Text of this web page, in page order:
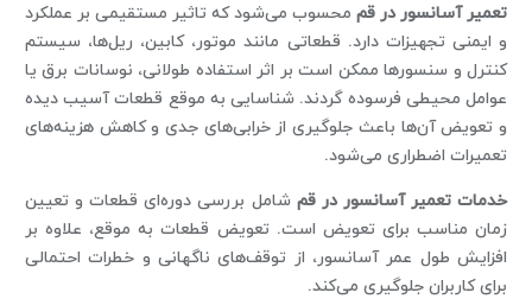
تعمیر آسانسور در قم محسوب می‌شود که تاثیر مستقیمی بر عملکرد
و ایمنی تجهیزات دارد. قطعاتی مانند موتور، کابین، ریل‌ها، سیستم
کنترل و سنسورها ممکن است بر اثر استفاده طولانی، نوسانات برق یا
عوامل محیطی فرسوده گردند. شناسایی به‌ موقع قطعات آسیب‌ دیده
و تعویض آن‌ها باعث جلوگیری از خرابی‌های جدی و کاهش هزینه‌های
تعمیرات اضطراری می‌شود.
خدمات تعمیر آسانسور در قم شامل بررسی دوره‌ای قطعات و تعیین
زمان مناسب برای تعویض است. تعویض قطعات به موقع، علاوه بر
افزایش طول عمر آسانسور، از توقف‌های ناگهانی و خطرات احتمالی
برای کاربران جلوگیری می‌کند.